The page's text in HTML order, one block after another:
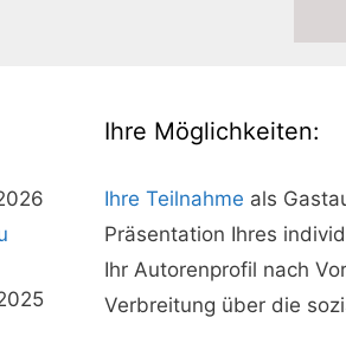
Ihre Möglichkeiten:
Ihre Teilnahme als
Präsentation Ihres
Ihr Autorenprofil nach
Verbreitung über die